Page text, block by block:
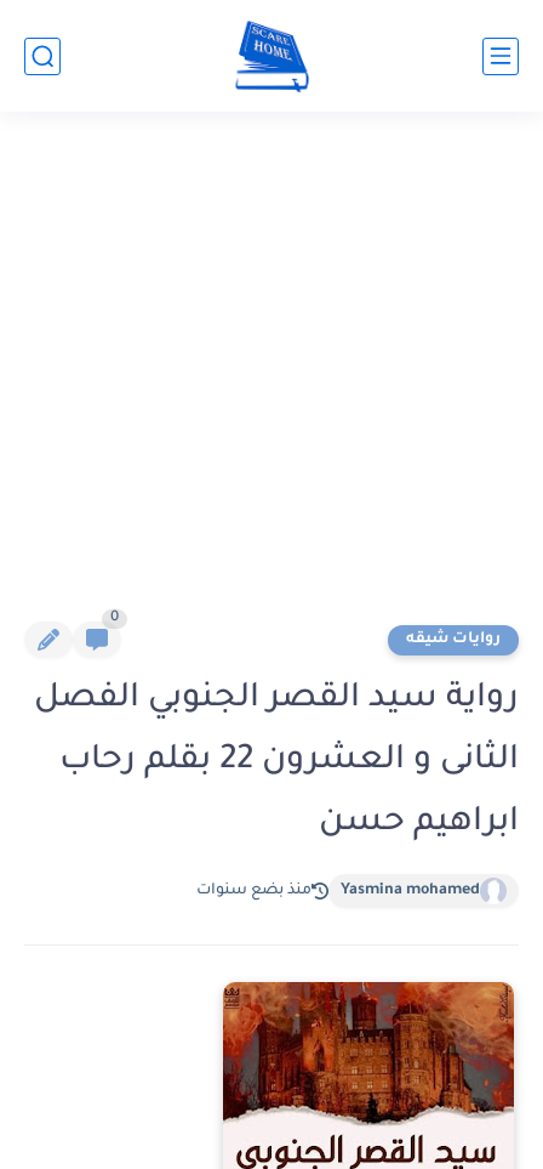
روايات شيقه
0
رواية سيد القصر الجنوبي الفصل
الثانى و العشرون 22 بقلم رحاب
ابراهيم حسن
Yasmina mohamed منذ بضع سنوات